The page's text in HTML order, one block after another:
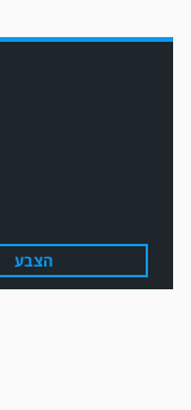
עדכון גירסה
הצבע